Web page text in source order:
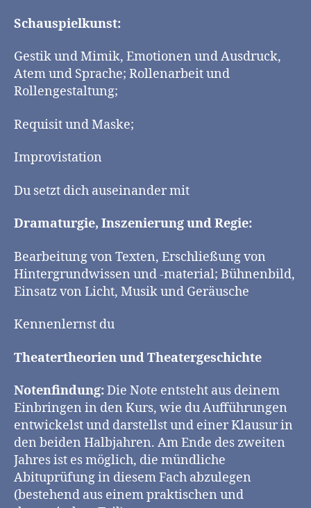
Schauspielkunst:
Gestik und Mimik, Emotionen und Ausdruck,
Atem und Sprache; Rollenarbeit und
Rollengestaltung;
Requisit und Maske;
Improvistation
Du setzt dich auseinander mit
Dramaturgie, Inszenierung und Regie:
Bearbeitung von Texten, Erschließung von
Hintergrundwissen und -material; Bühnenbild,
Einsatz von Licht, Musik und Geräusche
Kennenlernst du
Theatertheorien und Theatergeschichte
Notenfindung:Die Note entsteht aus deinem
Einbringen in den Kurs, wie du Aufführungen
entwickelst und darstellst und einer Klausur in
den beiden Halbjahren. Am Ende des zweiten
Jahres ist es möglich, die mündliche
Abituprüfung in diesem Fach abzulegen
(bestehend aus einem praktischen und